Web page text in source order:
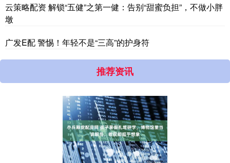
云策略配资 解锁“五健”之第一健：告别“甜蜜负担”，不做小胖
墩
广发E配 警惕！年轻不是“三高”的护身符
推荐资讯